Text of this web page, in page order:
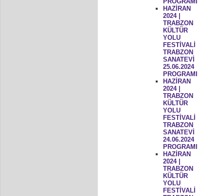
HAZİRAN
2024 |
TRABZON
KÜLTÜR
YOLU
FESTİVALİ
TRABZON
SANATEVİ
25.06.2024
PROGRAMI
HAZİRAN
2024 |
TRABZON
KÜLTÜR
YOLU
FESTİVALİ
TRABZON
SANATEVİ
24.06.2024
PROGRAMI
HAZİRAN
2024 |
TRABZON
KÜLTÜR
YOLU
FESTİVALİ